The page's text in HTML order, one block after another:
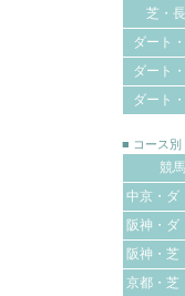
芝・
ダート
ダート
ダート
■ コース別
競
中京・ダ
阪神・ダ
阪神・芝
京都・芝